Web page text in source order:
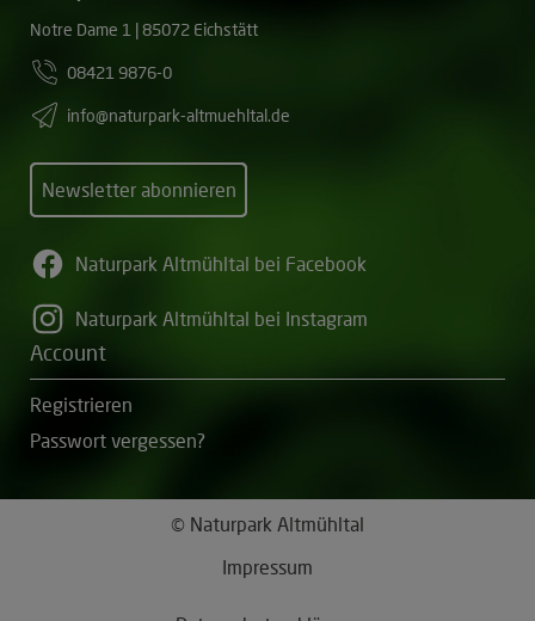
Notre Dame 1 | 85072 Eichstätt
08421 9876-0
info@naturpark-altmuehltal.de
Newsletter abonnieren
Naturpark Altmühltal bei Facebook
Naturpark Altmühltal bei Instagram
Account
Registrieren
Passwort vergessen?
© Naturpark Altmühltal
Impressum